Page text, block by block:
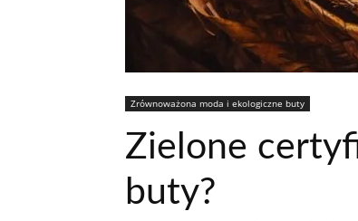
Zrównoważona moda i ekologiczne buty
Zielone
buty?